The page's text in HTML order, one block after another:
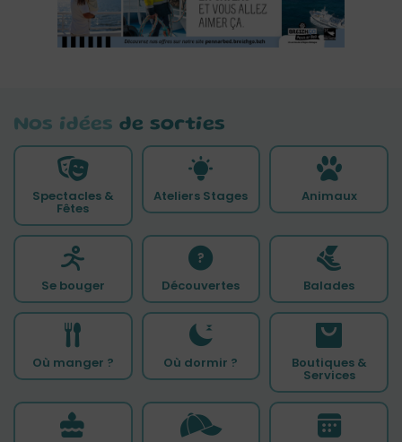
Nos idées de sorties
Spectacles &
Fêtes
Ateliers Stages Animaux
Se bouger Découvertes Balades
Où manger ? Où dormir ? Boutiques &
Services